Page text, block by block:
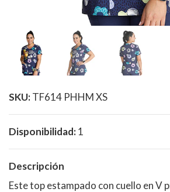
SKU:TF614 PHHM XS
Disponibilidad:1
Descripción
Este top estampado con cuello en V